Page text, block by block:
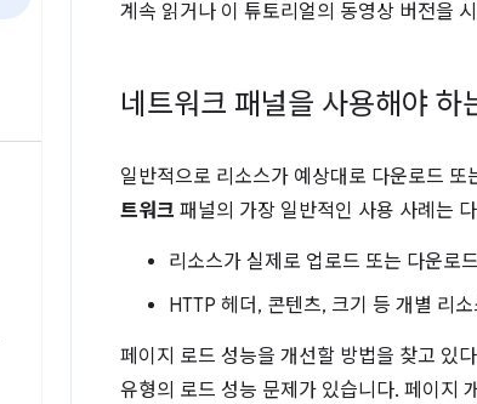
계속 읽거나 이 튜토리얼의 동영상 버전을
네트워크 패널을 사용해야 하
일반적으로 리소스가 예상대로 다운로드
트워크 패널의 가장 일반적인 사용 사례는
리소스가 실제로 업로드 또는 다운로
HTTP 헤더, 콘텐츠, 크기 등 개별 리
페이지 로드 성능을 개선할 방법을 찾고 있
유형의 로드 성능 문제가 있습니다. 페이지